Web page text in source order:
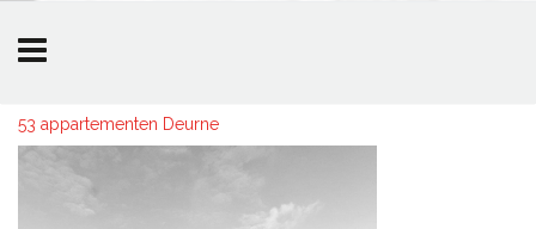
53 appartementen Deurne